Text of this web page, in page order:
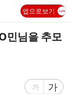
앱으로보기
민님을 추모
글
가
글
가